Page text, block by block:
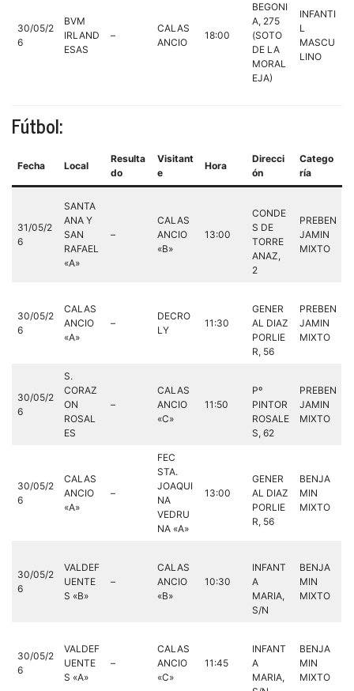
30/05/2
6
BVM
IRLAND
ESAS
–
CALAS
ANCIO
18:00
BEGONI
A, 275
(SOTO
DE LA
MORAL
EJA)
INFANTI
L
MASCU
LINO
Fútbol:
Fecha Local
Resulta
do
Visitant
e
Hora
Direcci
ón
Catego
ría
31/05/2
6
SANTA
ANA Y
SAN
RAFAEL
«A»
–
CALAS
ANCIO
«B»
13:00
CONDE
S DE
TORRE
ANAZ,
2
PREBEN
JAMIN
MIXTO
30/05/2
6
CALAS
ANCIO
«A»
–
DECRO
LY
11:30
GENER
AL DIAZ
PORLIE
R, 56
PREBEN
JAMIN
MIXTO
30/05/2
6
S.
CORAZ
ON
ROSAL
ES
–
CALAS
ANCIO
«C»
11:50
Pº
PINTOR
ROSALE
S, 62
PREBEN
JAMIN
MIXTO
30/05/2
6
CALAS
ANCIO
«A»
–
FEC
STA.
JOAQUI
NA
VEDRU
NA «A»
13:00
GENER
AL DIAZ
PORLIE
R, 56
BENJA
MIN
MIXTO
30/05/2
6
VALDEF
UENTE
S «B»
–
CALAS
ANCIO
«B»
10:30
INFANT
A
MARIA,
S/N
BENJA
MIN
MIXTO
30/05/2
6
VALDEF
UENTE
S «A»
–
CALAS
ANCIO
«C»
11:45
INFANT
A
MARIA,
BENJA
MIN
MIXTO